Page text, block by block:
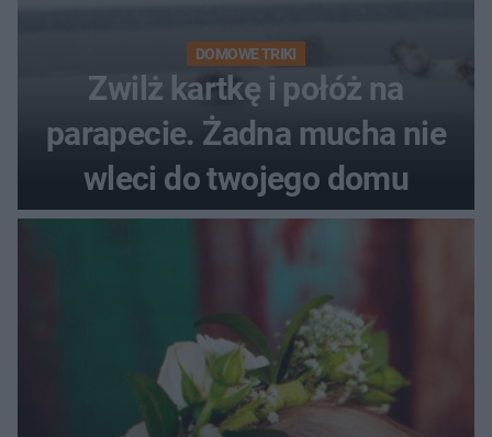
DOMOWE TRIKI
Zwilż kartkę i połóż na
parapecie. Żadna mucha nie
wleci do twojego domu